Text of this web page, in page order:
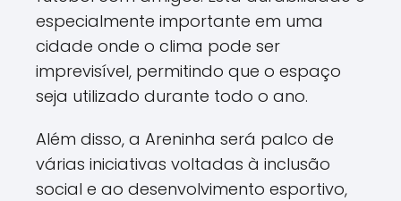
especialmente importante em uma
cidade onde o clima pode ser
imprevisível, permitindo que o espaço
seja utilizado durante todo o ano.
Além disso, a Areninha será palco de
várias iniciativas voltadas à inclusão
social e ao desenvolvimento esportivo,